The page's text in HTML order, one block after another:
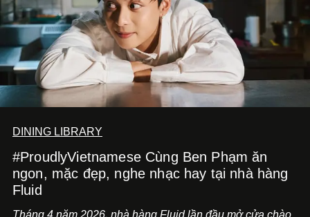
DINING LIBRARY
#ProudlyVietnamese Cùng Ben Phạm ăn
ngon, mặc đẹp, nghe nhạc hay tại nhà hàng
Fluid